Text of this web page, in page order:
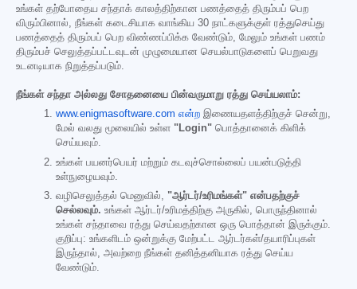
உங்கள் தற்போதைய சந்தாக் காலத்திற்கான பணத்தைத் திரும்பப் பெற
விரும்பினால், நீங்கள் கடைசியாக வாங்கிய 30 நாட்களுக்குள் ரத்துசெய்து
பணத்தைத் திரும்பப் பெற விண்ணப்பிக்க வேண்டும், மேலும் உங்கள் பணம்
திரும்பச் செலுத்தப்பட்டவுடன் முழுமையான செயல்பாடுகளைப் பெறுவது
உடனடியாக நிறுத்தப்படும்.
நீங்கள் சந்தா அல்லது சோதனையை பின்வருமாறு ரத்து செய்யலாம்:
www.enigmasoftware.com என்ற இணையதளத்திற்குச் சென்று,
மேல் வலது மூலையில் உள்ள "Login" பொத்தானைக் கிளிக்
செய்யவும்.
உங்கள் பயனர்பெயர் மற்றும் கடவுச்சொல்லைப் பயன்படுத்தி
உள்நுழையவும்.
வழிசெலுத்தல் மெனுவில், "ஆர்டர்/உரிமங்கள்" என்பதற்குச்
செல்லவும். உங்கள் ஆர்டர்/உரிமத்திற்கு அருகில், பொருந்தினால்
உங்கள் சந்தாவை ரத்து செய்வதற்கான ஒரு பொத்தான் இருக்கும்.
குறிப்பு: உங்களிடம் ஒன்றுக்கு மேற்பட்ட ஆர்டர்கள்/தயாரிப்புகள்
இருந்தால், அவற்றை நீங்கள் தனித்தனியாக ரத்து செய்ய
வேண்டும்.